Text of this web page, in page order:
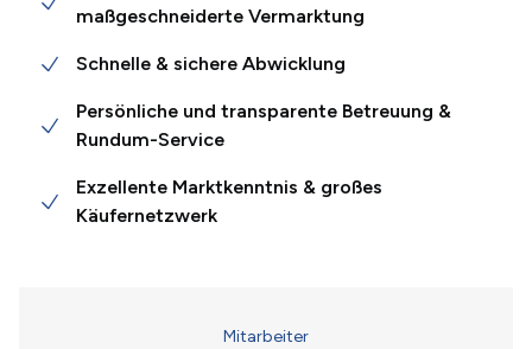
maßgeschneiderte Vermarktung
Schnelle & sichere Abwicklung
Persönliche und transparente Betreuung &
Rundum-Service
Exzellente Marktkenntnis & großes
Käufernetzwerk
Mitarbeiter